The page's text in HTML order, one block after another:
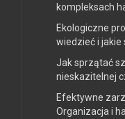
kompleksach
Ekologiczne
wiedzieć i jakie
Jak sprzątać
nieskazitelnej
Efektywne
Organizacja i